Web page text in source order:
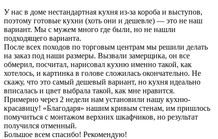
У нас в доме нестандартная кухня из-за короба и выступов,
поэтому готовые кухни (хоть они и дешевле) — это не наш
вариант. Мы с мужем много где были, но не нашли
подходящего варианта.
После всех походов по торговым центрам мы решили делать
на заказ под наши размеры. Вызвали замерщика, он все
обмерил, посчитал, нарисовал кухню именно такой, как
хотелось, и картинка в голове сложилась окончательно. Не
скажу, что это самый дешевый вариант, но кухня идеально
вписалась и цвет выбрала такой, как мне нравится.
Примерно через 2 недели нам установили нашу кухню-
красавицу! «Благодаря» нашим кривым стенам, им пришлось
помучиться с монтажом верхних шкафчиков, но результат
получился отменный.
Большое всем спасибо! Рекомендую!